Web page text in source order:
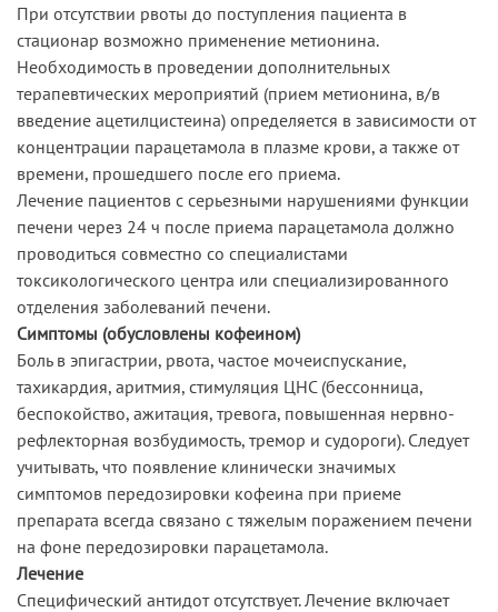
При отсутствии рвоты до поступления пациента в
стационар возможно применение метионина.
Необходимость в проведении дополнительных
терапевтических мероприятий (прием метионина, в/в
введение ацетилцистеина) определяется в зависимости от
концентрации парацетамола в плазме крови, а также от
времени, прошедшего после его приема.
Лечение пациентов с серьезными нарушениями функции
печени через 24 ч после приема парацетамола должно
проводиться совместно со специалистами
токсикологического центра или специализированного
отделения заболеваний печени.
Симптомы (обусловлены кофеином)
Боль в эпигастрии, рвота, частое мочеиспускание,
тахикардия, аритмия, стимуляция ЦНС (бессонница,
беспокойство, ажитация, тревога, повышенная нервно-
рефлекторная возбудимость, тремор и судороги). Следует
учитывать, что появление клинически значимых
симптомов передозировки кофеина при приеме
препарата всегда связано с тяжелым поражением печени
на фоне передозировки парацетамола.
Лечение
Специфический антидот отсутствует. Лечение включает